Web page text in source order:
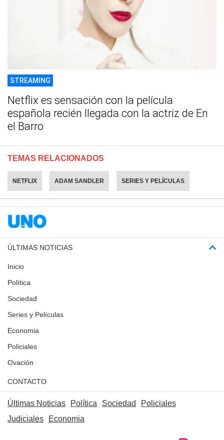
STREAMING
Netflix es sensación con la película
española recién llegada con la actriz de En
el Barro
TEMAS RELACIONADOS
NETFLIX ADAM SANDLER SERIES Y PELÍCULAS
ÚLTIMAS NOTICIAS
Inicio
Política
Sociedad
Series y Películas
Economia
Policiales
Ovación
CONTACTO
Últimas Noticias Política Sociedad
Policiales
Judiciales
Economia